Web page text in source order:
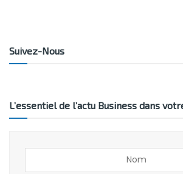
Suivez-Nous
L’essentiel de l’actu Business dans